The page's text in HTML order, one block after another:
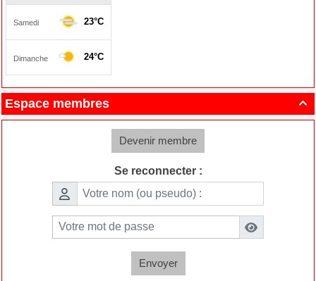

Espace membres
Devenir membre
Se reconnecter :
Envoyer